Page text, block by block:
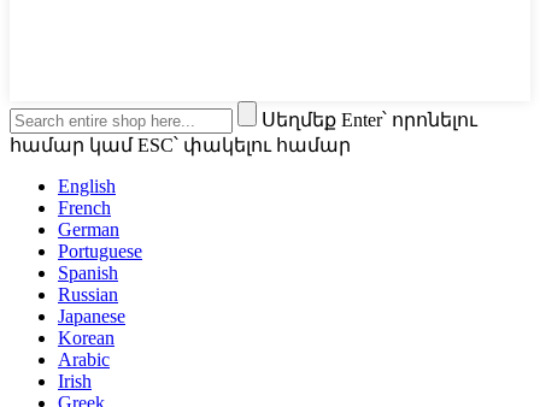
Սեղմեք Enter՝ որոնելու
համար կամ ESC՝ փակելու համար
English
French
German
Portuguese
Spanish
Russian
Japanese
Korean
Arabic
Irish